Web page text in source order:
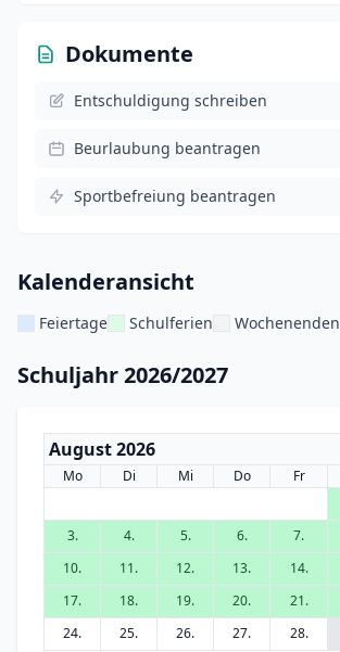
Dokumente
Entschuldigung schreiben
Beurlaubung beantragen
Sportbefreiung beantragen
Kalenderansicht
Feiertage Schulferien Wochenenden
Schuljahr 2026/2027
August 2026
Mo Di Mi Do Fr
3.
4. 5. 6. 7.
10.
11. 12. 13. 14.
17.
18. 19. 20. 21.
24.
25. 26. 27. 28.